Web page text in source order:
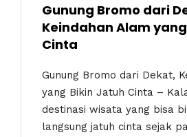
Gunung Bromo dari
Keindahan Alam
Cinta
Gunung Bromo dari Dekat,
yang Bikin Jatuh Cinta –
destinasi wisata yang bisa
langsung jatuh cinta sejak